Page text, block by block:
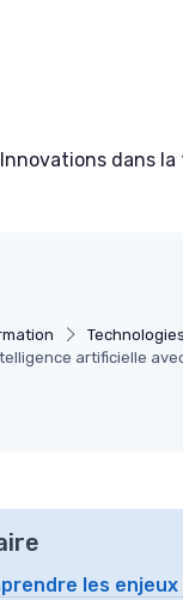
dans
artificielle
les